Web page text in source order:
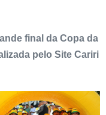
final da Copa da
pelo Site Cariri